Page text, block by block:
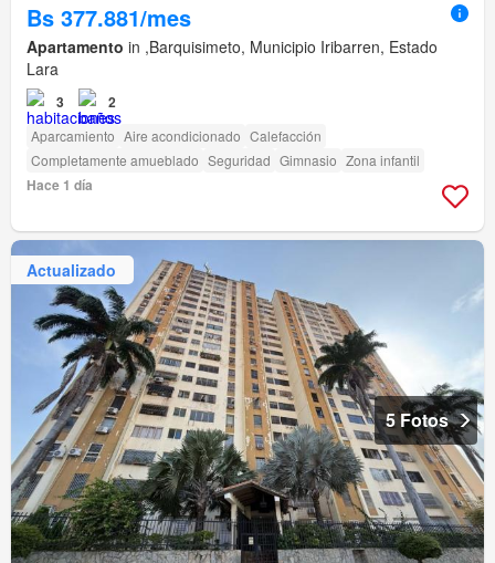
Bs 377.881/mes
Apartamento in ,Barquisimeto, Municipio Iribarren, Estado
Lara
3 2
Aparcamiento Aire acondicionado Calefacción
Completamente amueblado Seguridad Gimnasio Zona infantil
Hace 1 día
Actualizado
5 Fotos